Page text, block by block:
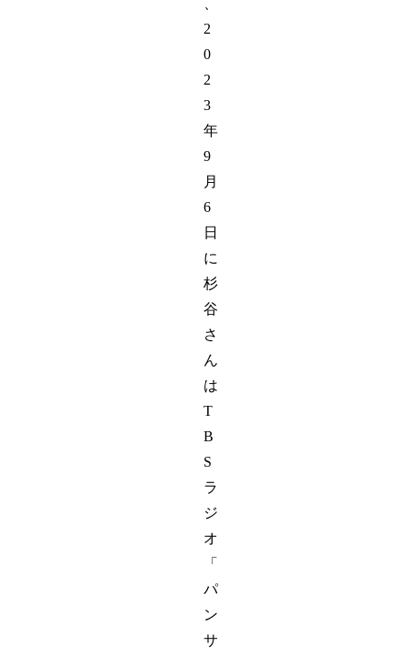
2
0
2
3
年
9
月
6
日
に
杉
谷
さ
ん
は
T
B
S
ラ
ジ
オ
「
パ
ン
サ